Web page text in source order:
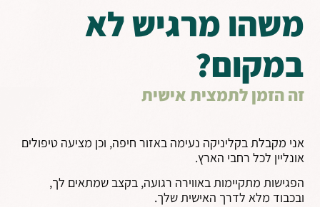
משהו מרגיש לא
במקום?
זה הזמן לתמצית אישית
אני מקבלת בקליניקה נעימה באזור חיפה, וכן מציעה טיפולים
אונליין לכל רחבי הארץ.
הפגישות מתקיימות באווירה רגועה, בקצב שמתאים לך,
ובכבוד מלא לדרך האישית שלך.